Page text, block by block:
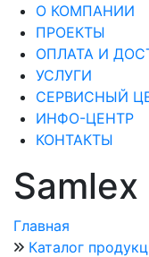
О КОМПАНИИ
ПРОЕКТЫ
ОПЛАТА И
УСЛУГИ
СЕРВИСНЫЙ
ИНФО-ЦЕНТР
КОНТАКТЫ
Samlex
Главная
Каталог